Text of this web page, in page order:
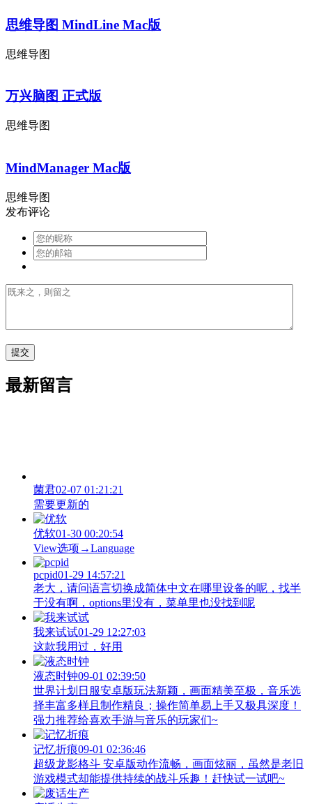
思维导图 MindLine Mac版
思维导图
万兴脑图 正式版
思维导图
MindManager Mac版
思维导图
发布评论
最新留言
菌君02-07 01:21:21
需要更新的
优软01-30 00:20:54
View‌选项→Language
pcpid01-29 14:57:21
老大，请问语言切换成简体中文在哪里设备的呢，找半
于没有啊，options里没有，菜单里也没找到呢
我来试试01-29 12:27:03
这款我用过，好用
液态时钟09-01 02:39:50
世界计划日服安卓版玩法新颖，画面精美至极，音乐选
择丰富多样且制作精良；操作简单易上手又极具深度！
强力推荐给喜欢手游与音乐的玩家们~
记忆折痕09-01 02:36:46
超级龙影格斗 安卓版动作流畅，画面炫丽，虽然是老旧
游戏模式却能提供持续的战斗乐趣！赶快试一试吧~